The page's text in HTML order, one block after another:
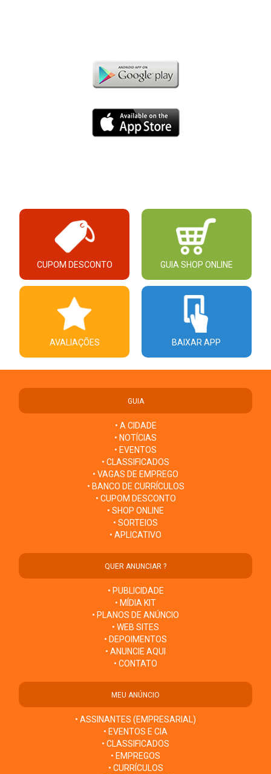
CUPOM DESCONTO GUIA SHOP ONLINE
AVALIAÇÕES BAIXAR APP
GUIA
• A CIDADE
• NOTÍCIAS
• EVENTOS
• CLASSIFICADOS
• VAGAS DE EMPREGO
• BANCO DE CURRÍCULOS
• CUPOM DESCONTO
• SHOP ONLINE
• SORTEIOS
• APLICATIVO
QUER ANUNCIAR ?
• PUBLICIDADE
• MÍDIA KIT
• PLANOS DE ANÚNCIO
• WEB SITES
• DEPOIMENTOS
• ANUNCIE AQUI
• CONTATO
MEU ANÚNCIO
• ASSINANTES (EMPRESARIAL)
• EVENTOS E CIA
• CLASSIFICADOS
• EMPREGOS
• CURRÍCULOS